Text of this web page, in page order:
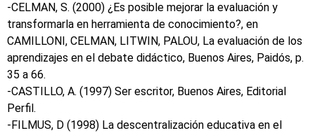
-CELMAN, S. (2000) ¿Es posible mejorar la evaluación y
transformarla en herramienta de conocimiento?, en
CAMILLONI, CELMAN, LITWIN, PALOU, La evaluación de los
aprendizajes en el debate didáctico, Buenos Aires, Paidós, p.
35 a 66.
-CASTILLO, A. (1997) Ser escritor, Buenos Aires, Editorial
Perfil.
-FILMUS, D (1998) La descentralización educativa en el